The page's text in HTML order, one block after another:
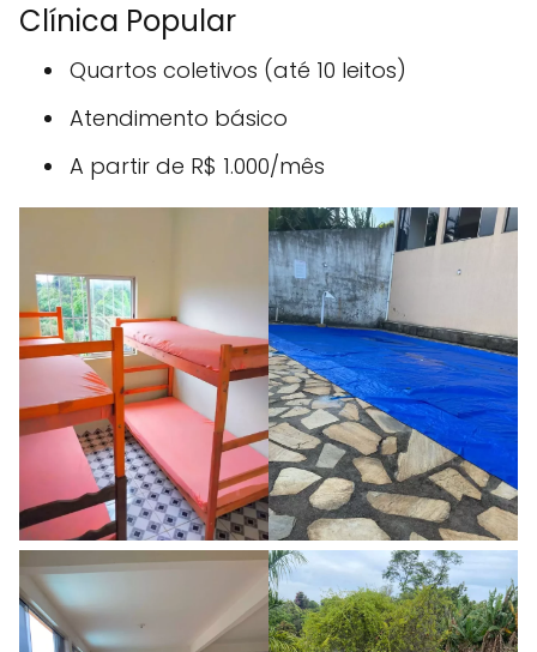
Clínica Popular
Quartos coletivos (até 10 leitos)
Atendimento básico
A partir de R$ 1.000/mês